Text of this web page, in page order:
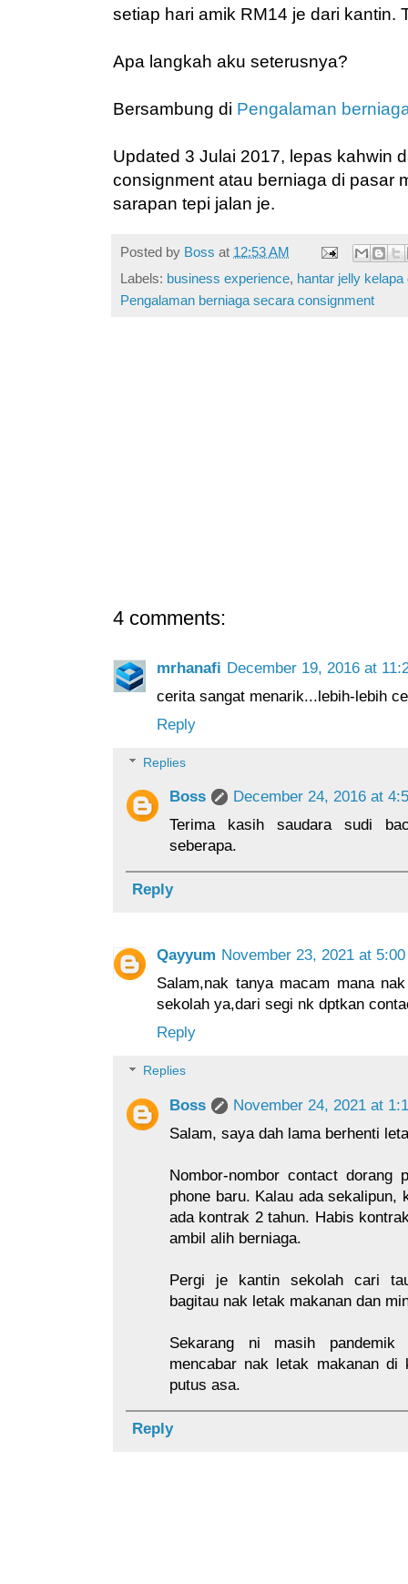
setiap hari amik RM14 je dari kantin.
Apa langkah aku seterusnya?
Bersambung di Pengalaman
Updated 3 Julai 2017, lepas kahwin
consignment atau berniaga di pasar
sarapan tepi jalan je.
Posted by Boss at 12:53 AM
Labels: business experience, hantar jelly kelapa
Pengalaman berniaga secara consignment
4 comments:
mrhanafi December 19, 2016 at
cerita sangat menarik...lebih-lebih
Reply
Replies
Boss
December 24, 2016 at
Terima kasih saudara sudi
seberapa.
Reply
Qayyum November 23, 2021 at 5:00
Salam,nak tanya macam mana
sekolah ya,dari segi nk dptkan
Reply
Replies
Boss
November 24, 2021 at
Salam, saya dah lama berhenti
Nombor-nombor contact dorang
phone baru. Kalau ada sekalipun,
ada kontrak 2 tahun. Habis
ambil alih berniaga.
Pergi je kantin sekolah cari
bagitau nak letak makanan dan
Sekarang ni masih pandemik
mencabar nak letak makanan di
putus asa.
Reply